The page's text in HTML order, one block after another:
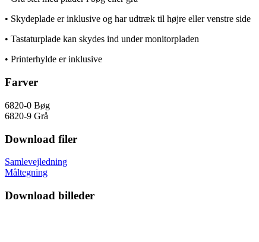
• Skydeplade er inklusive og har udtræk til højre eller venstre side
• Tastaturplade kan skydes ind under monitorpladen
• Printerhylde er inklusive
Farver
6820-0 Bøg
6820-9 Grå
Download filer
Samlevejledning
Måltegning
Download billeder